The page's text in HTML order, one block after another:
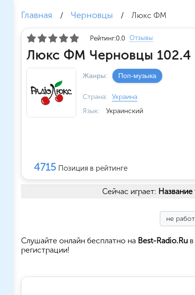
Главная / Черновцы / Люкс ФМ
Рейтинг:0.0 Отзывы
Люкс ФМ Черновцы 102.4
Жанры: Поп-музыка
Страна:
Украина
Язык:
Украинский
4715 Позиция в рейтинге
Сейчас играет:
не
Cлушайте онлайн бесплатно на Best-Radio.Ru
регистрации!